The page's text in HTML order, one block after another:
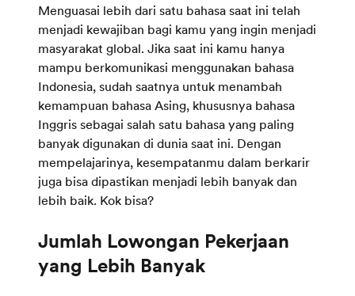
Menguasai lebih dari satu bahasa saat ini telah
menjadi kewajiban bagi kamu yang ingin menjadi
masyarakat global. Jika saat ini kamu hanya
mampu berkomunikasi menggunakan bahasa
Indonesia, sudah saatnya untuk menambah
kemampuan bahasa Asing, khususnya bahasa
Inggris sebagai salah satu bahasa yang paling
banyak digunakan di dunia saat ini. Dengan
mempelajarinya, kesempatanmu dalam berkarir
juga bisa dipastikan menjadi lebih banyak dan
lebih baik. Kok bisa?
Jumlah Lowongan Pekerjaan
yang Lebih Banyak